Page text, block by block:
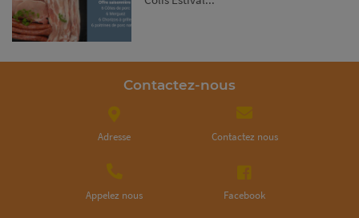
Contactez-nous
Adresse Contactez nous
Appelez nous Facebook